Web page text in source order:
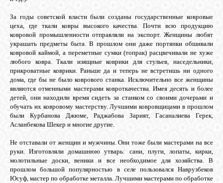
ОБЪЯВЛЕНИЯ
ОТВЕТЫ
КОНТАКТЫ
За годы советской власти были созданы государственные ковровые
цеха, где ткали ковры высокого качества. Почти всю продукцию
ковровой промышленности отправляли на экспорт. Женщины любят
украшать предметы быта. В прошлом они даже портянки обшивали
ковровой каймой, а переметные сумки (топрак) расцвечивали не хуже
любого ковра. Ткали изящные коврики для стульев, наседельники,
прикроватные коврики. Раньше да и теперь не встретишь ни одного
дома, где бы не было коврового станка. Исключительно все женщины
являются отменными мастерами ковроткачества. Имея десять и более
детей, они находили время сидеть за станком со своими дочерьми и
обучать их ковровому мастерству. Лучшими ковровщицами в прошлом
были Курбанова Джюме, Раджабова Зарият, Гасаналиева Герек,
Асланбекова Шекер и многие другие.
Не отставали от женщин и мужчины. Они тоже были мастерами на все
руки. Изготовляли домашнюю утварь: сани, плуги, лопаты, кирки,
молотильные доски, веники и все необходимое для хозяйства. В
прошлом большой популярностью в селе пользовался Наврузбеков
Юсуф, мастер по обработке металла. Лучшими мастерами по обработке